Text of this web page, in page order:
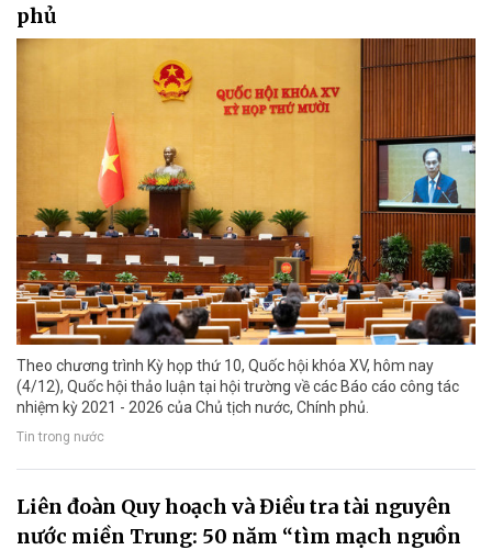
phủ
Theo chương trình Kỳ họp thứ 10, Quốc hội khóa XV, hôm nay
(4/12), Quốc hội thảo luận tại hội trường về các Báo cáo công tác
nhiệm kỳ 2021 - 2026 của Chủ tịch nước, Chính phủ.
Tin trong nước
Liên đoàn Quy hoạch và Điều tra tài nguyên
nước miền Trung: 50 năm “tìm mạch nguồn